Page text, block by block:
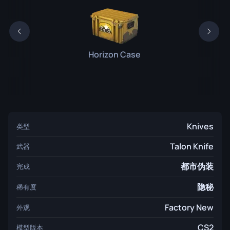
Horizon Case
类型 Knives
武器 Talon Knife
完成 都市伪装
稀有度 隐秘
外观 Factory New
模型版本 CS2